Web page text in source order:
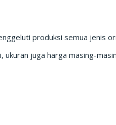
produksi semua jenis
juga harga masing-